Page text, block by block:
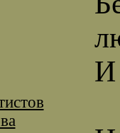
И